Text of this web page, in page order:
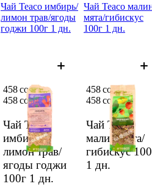
Чай Teaco имбирь/
лимон трав/ягоды
годжи 100г 1 дн.
Чай Teaco
имбирь/
лимон трав/
ягоды годжи
100г 1 дн.
458 сом
458 сом
Чай Teaco
мята/гибискус
100г 1 дн.
Чай Teaco
малин/мята/
гибискус
1 дн.
458 сом
458 сом